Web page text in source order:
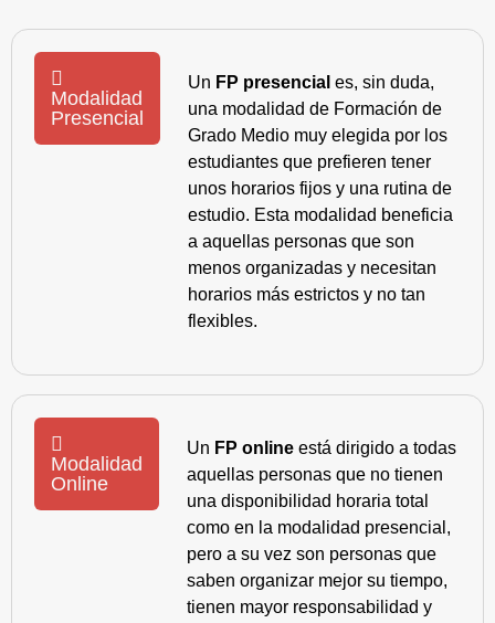
Modalidad
Presencial
Un FP presencial es, sin duda,
una modalidad de Formación de
Grado Medio muy elegida por los
estudiantes que prefieren tener
unos horarios fijos y una rutina de
estudio. Esta modalidad beneficia
a aquellas personas que son
menos organizadas y necesitan
horarios más estrictos y no tan
flexibles.
Modalidad
Online
Un FP online está dirigido a todas
aquellas personas que no tienen
una disponibilidad horaria total
como en la modalidad presencial,
pero a su vez son personas que
saben organizar mejor su tiempo,
tienen mayor responsabilidad y